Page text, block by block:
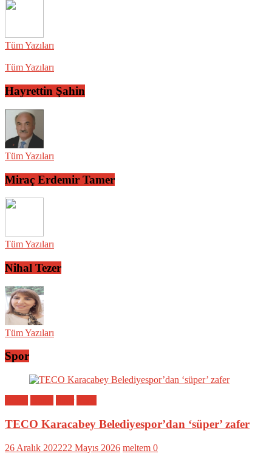
Tüm Yazıları
Tüm Yazıları
Hayrettin Şahin
Tüm Yazıları
Miraç Erdemir Tamer
Tüm Yazıları
Nihal Tezer
Tüm Yazıları
Spor
TECO Karacabey Belediyespor’dan ‘süper’ zafer
26 Aralık 202222 Mayıs 2026 meltem 0